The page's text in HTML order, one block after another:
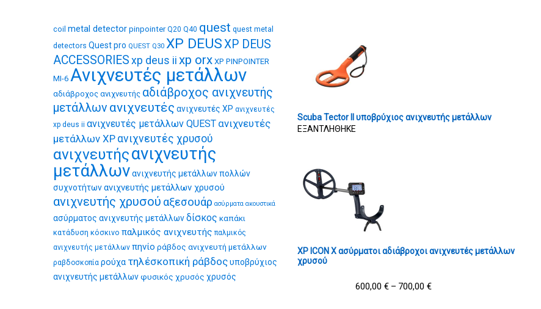
coil metal detector pinpointer Q20 Q40 quest quest metal
detectors Quest pro QUEST Q30 XP DEUSXP DEUS
ACCESSORIES xp deus ii xp orx XP PINPOINTER
MI-6 Ανιχνευτές μετάλλων
αδιάβροχος ανιχνευτής αδιάβροχος ανιχνευτής
μετάλλων ανιχνευτές ανιχνευτές XP ανιχνευτές
xp deus ii ανιχνευτές μετάλλων QUEST ανιχνευτές
μετάλλων XP ανιχνευτές χρυσού
ανιχνευτήςανιχνευτής
μετάλλωνανιχνευτής μετάλλων πολλών
συχνοτήτωνανιχνευτής μετάλλων χρυσού
ανιχνευτής χρυσού αξεσουάρ ασύρματα ακουστικά
ασύρματος ανιχνευτής μετάλλωνδίσκος καπάκι
κατάδυση κόσκινο παλμικός ανιχνευτής παλμικός
ανιχνευτής μετάλλων πηνίο ράβδος ανιχνευτή μετάλλων
ραβδοσκοπία ρούχα τηλέσκοπική ράβδοςυποβρύχιος
ανιχνευτής μετάλλωνφυσικός χρυσός χρυσός
Scuba Tector II υποβρύχιος ανιχνευτής μετάλλων
ΕΞΑΝΤΛΗΘΗΚΕ
XP ICON X ασύρματοι αδιάβροχοι ανιχνευτές μετάλλων
χρυσού
600,00 € – 700,00 €